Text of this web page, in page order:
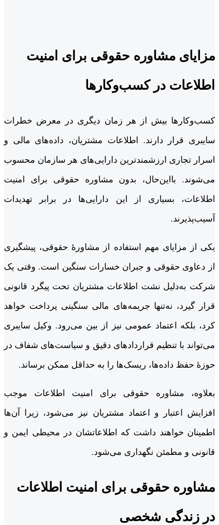
مزایای مشاوره حقوقی برای امنیت
اطلاعات در کسب‌وکارها
کسب‌وکارها بیش از هر زمان دیگری در معرض خطرات
سایبری قرار دارند. اطلاعات مشتریان، داده‌های مالی و
اسرار تجاری ارزشمندترین دارایی‌های هر سازمان محسوب
می‌شوند. بااین‌حال، بدون مشاوره حقوقی برای امنیت
اطلاعات، بسیاری از این دارایی‌ها در برابر تهدیدات
آسیب‌پذیرند.
یکی از مزایای مهم استفاده از مشاورۀ حقوقی، پیشگیری
از دعاوی حقوقی و جبران خسارات سنگین است. وقتی یک
شرکت به‌دلیل نشت اطلاعات مشتریان تحت پیگرد قانونی
قرار گیرد، نه‌تنها جریمه‌های مالی سنگینی پرداخت خواهد
کرد، بلکه اعتماد عمومی نیز از بین می‌رود. وکیل سایبری
می‌تواند با تنظیم قراردادهای دقیق و سیاست‌های شفاف در
حوزۀ حفظ داده‌ها، ریسک‌ها را به حداقل ممکن برساند.
بعلاوه، مشاوره حقوقی برای امنیت اطلاعات موجب
افزایش اعتبار و اعتماد مشتریان نیز می‌شود، زیرا آن‌ها
اطمینان خواهند داشت که اطلاعاتشان در محیطی ایمن و
قانونی و مطمئن نگهداری می‌شود.
مشاوره حقوقی برای امنیت اطلاعات
در زندگی شخصی